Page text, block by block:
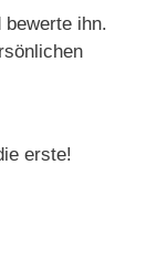
bewerte ihn.
erste!